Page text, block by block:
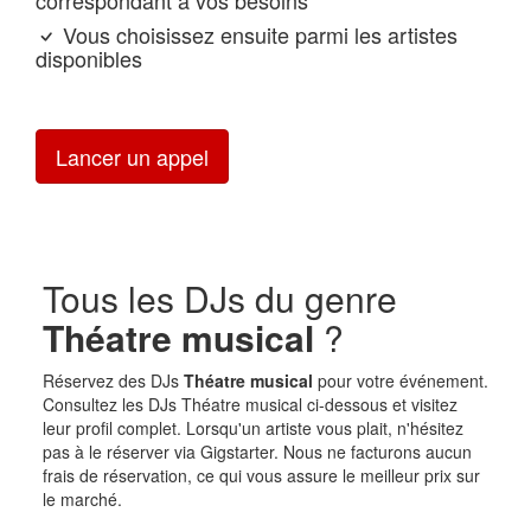
Vous choisissez ensuite parmi les artistes
disponibles
Lancer un appel
Tous les DJs du genre
Théatre musical?
Réservez des DJs Théatre musical pour votre événement.
Consultez les DJs Théatre musical ci-dessous et visitez
leur profil complet. Lorsqu'un artiste vous plait, n'hésitez
pas à le réserver via Gigstarter. Nous ne facturons aucun
frais de réservation, ce qui vous assure le meilleur prix sur
le marché.